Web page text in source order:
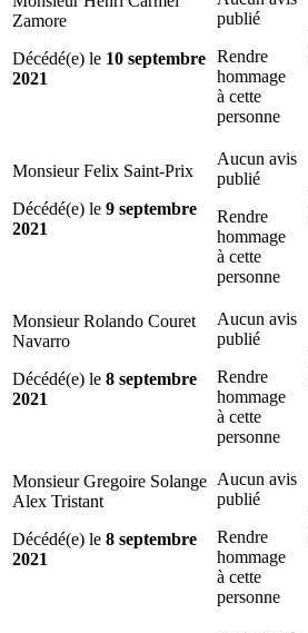
Zamore
Décédé(e) le 10 septembre
2021
publié
Rendre
hommage
à cette
personne
Monsieur Felix Saint-Prix
Décédé(e) le 9 septembre
2021
Aucun avis
publié
Rendre
hommage
à cette
personne
Monsieur Rolando Couret
Navarro
Décédé(e) le 8 septembre
2021
Aucun avis
publié
Rendre
hommage
à cette
personne
Monsieur Gregoire Solange
Alex Tristant
Décédé(e) le 8 septembre
2021
Aucun avis
publié
Rendre
hommage
à cette
personne